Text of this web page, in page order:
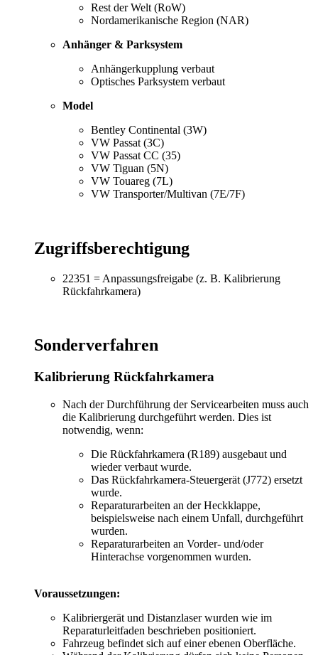
Rest der Welt (RoW)
Nordamerikanische Region (NAR)
Anhänger & Parksystem
Anhängerkupplung verbaut
Optisches Parksystem verbaut
Model
Bentley Continental (3W)
VW Passat (3C)
VW Passat CC (35)
VW Tiguan (5N)
VW Touareg (7L)
VW Transporter/Multivan (7E/7F)
Zugriffsberechtigung
22351 = Anpassungsfreigabe (z. B. Kalibrierung
Rückfahrkamera)
Sonderverfahren
Kalibrierung Rückfahrkamera
Nach der Durchführung der Servicearbeiten muss auch
die Kalibrierung durchgeführt werden. Dies ist
notwendig, wenn:
Die Rückfahrkamera (R189) ausgebaut und
wieder verbaut wurde.
Das Rückfahrkamera-Steuergerät (J772) ersetzt
wurde.
Reparaturarbeiten an der Heckklappe,
beispielsweise nach einem Unfall, durchgeführt
wurden.
Reparaturarbeiten an Vorder- und/oder
Hinterachse vorgenommen wurden.
Voraussetzungen:
Kalibriergerät und Distanzlaser wurden wie im
Reparaturleitfaden beschrieben positioniert.
Fahrzeug befindet sich auf einer ebenen Oberfläche.